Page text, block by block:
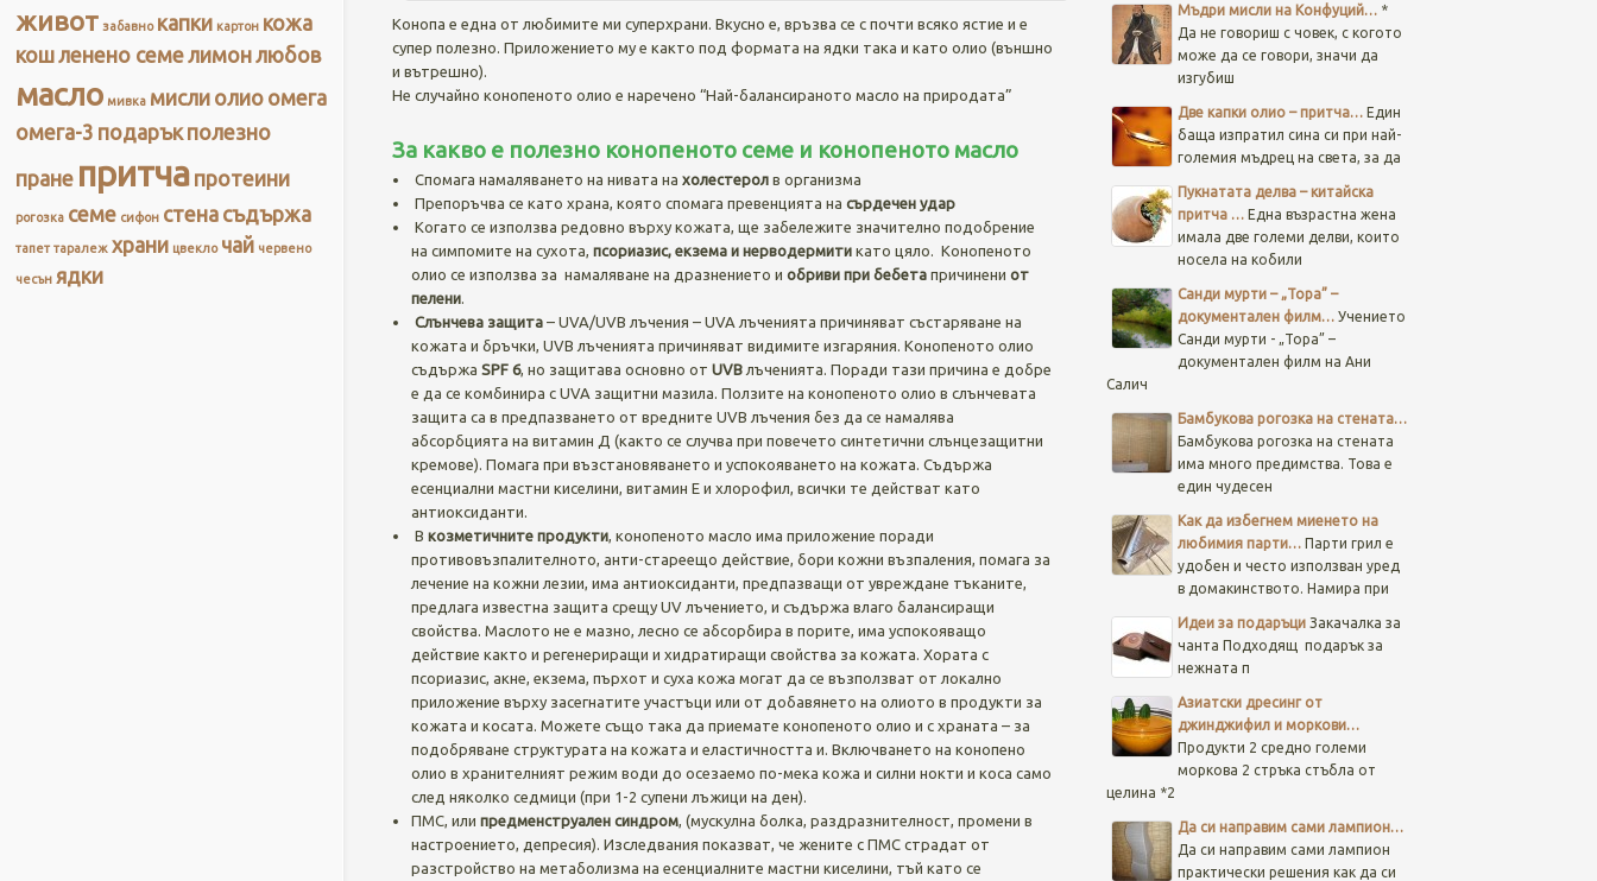
живот забавно капки картон кожа
кошленено семелимонлюбов
масло мивка мисли олио омега
омега-3 подарък полезно
пране притча протеини
рогозка семе сифон стена съдържа
тапет таралеж храни цвекло чай червено
чесън ядки
Конопа е една от любимите ми суперхрани. Вкусно е, връзва се с почти всяко ястие и е
супер полезно. Приложението му е както под формата на ядки така и като олио (външно
и вътрешно).
Не случайно конопеното олио е наречено “Най-балансираното масло на природата”
За какво е полезно конопеното семе и конопеното масло
Спомага намаляването на нивата на холестерол в организма
Препоръчва се като храна, която спомага превенцията на сърдечен удар
Когато се използва редовно върху кожата, ще забележите значително подобрение
на симпомите на сухота, псориазис, екзема и нерводермити като цяло. Конопеното
олио се използва за намаляване на дразнението и обриви при бебета причинени от
пелени
Слънчева защита – UVA/UVB лъчения – UVA лъченията причиняват състаряване на
кожата и бръчки, UVB лъченията причиняват видимите изгаряния. Конопеното олио
съдържа SPF 6, но защитава основно от UVB лъченията. Поради тази причина е добре
е да се комбинира с UVA защитни мазила. Ползите на конопеното олио в слънчевата
защита са в предпазването от вредните UVB лъчения без да се намалява
абсорбцията на витамин Д (както се случва при повечето синтетични слънцезащитни
кремове). Помага при възстановяването и успокояването на кожата. Съдържа
есенциални мастни киселини, витамин Е и хлорофил, всички те действат като
антиоксиданти.
В козметичните продукти , конопеното масло има приложение поради
противовъзпалителното, анти-стареещо действие, бори кожни възпаления, помага за
лечение на кожни лезии, има антиоксиданти, предпазващи от увреждане тъканите,
предлага известна защита срещу UV лъчението, и съдържа влаго балансиращи
свойства. Маслото не е мазно, лесно се абсорбира в порите, има успокояващо
действие както и регенериращи и хидратиращи свойства за кожата. Хората с
псориазис, акне, екзема, пърхот и суха кожа могат да се възползват от локално
приложение върху засегнатите участъци или от добавянето на олиото в продукти за
кожата и косата. Можете също така да приемате конопеното олио и с храната – за
подобряване структурата на кожата и еластичността и. Включването на конопено
олио в хранителният режим води до осезаемо по-мека кожа и силни нокти и коса само
след няколко седмици (при 1-2 супени лъжици на ден).
ПМС, или предменструален синдром , (мускулна болка, раздразнителност, промени в
настроението, депресия). Изследвания показват, че жените с ПМС страдат от
разстройство на метаболизма на есенциалните мастни киселини, тъй като се
Мъдри мисли на Конфуций… *
Да не говориш с човек, с когото
може да се говори, значи да
изгубиш
Две капки олио – притча… Един
баща изпратил сина си при най-
големия мъдрец на света, за да
Пукнатата делва – китайска
притча … Една възрастна жена
имала две големи делви, които
носела на кобили
Санди мурти – „Тора” –
документален филм… Учението
Санди мурти - „Тора” –
документален филм на Ани
Салич
Бамбукова рогозка на стената…
Бамбукова рогозка на стената
има много предимства. Това е
един чудесен
Как да избегнем миенето на
любимия парти… Парти грил е
удобен и често използван уред
в домакинството. Намира при
Идеи за подаръци Закачалка за
чантаПодходящ подарък за
нежната п
Азиатски дресинг от
джинджифил и моркови…
Продукти 2 средно големи
моркова 2 стръка стъбла от
целина *2
Да си направим сами лампион…
Да си направим сами лампион
практически решения как да си